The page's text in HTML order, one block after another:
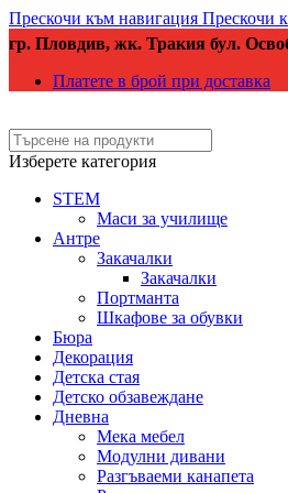
Прескочи към навигация Прескочи
гр. Пловдив, жк. Тракия бул.
Платете в брой при доставка
Изберете категория
STEM
Маси за училище
Антре
Закачалки
Закачалки
Портманта
Шкафове за обувки
Бюра
Декорация
Детска стая
Детско обзавеждане
Дневна
Мека мебел
Модулни дивани
Разгъваеми канапета